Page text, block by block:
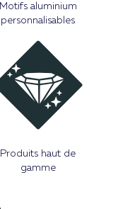
Motifs aluminium
personnalisables
Produits haut de
gamme